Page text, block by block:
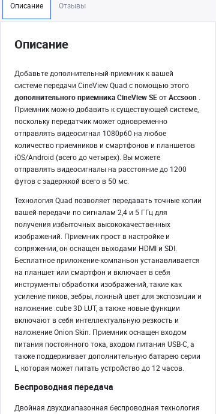
Описание Отзывы
Описание
Добавьте дополнительный приемник к вашей
системе передачи CineView Quad с помощью этого
дополнительного приемника CineView SEотAccsoon
Приемник можно добавить к существующей системе,
поскольку передатчик может одновременно
отправлять видеосигнал 1080p60 на любое
количество приемников и смартфонов и планшетов
iOS/Android (всего до четырех). Вы можете
отправлять видеосигналы на расстояние до 1200
футов с задержкой всего в 50 мс.
Технология Quad позволяет передавать точные копии
вашей передачи по сигналам 2,4 и 5 ГГц для
получения избыточных высококачественных
изображений. Приемник прост в настройке и
сопряжении, он оснащен выходами HDMI и SDI.
Бесплатное приложение-компаньон устанавливается
на планшет или смартфон и включает в себя
инструменты обработки изображений, такие как
усиление пиков, зебры, ложный цвет для экспозиции и
наложение .cube 3D LUT, а также новые функции
включают в себя интеллектуальную резкость и
наложение Onion Skin. Приемник оснащен входом
питания постоянного тока, входом питания USB-C, а
также поддерживает дополнительную батарею серии
L, которая может питать устройство до 12 часов.
Беспроводная передача
Двойная двухдиапазонная беспроводная технология